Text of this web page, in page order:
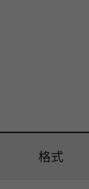
格式